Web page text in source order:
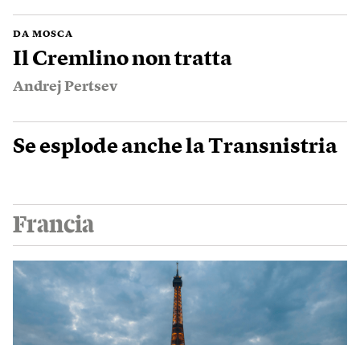
DA MOSCA
Il Cremlino non tratta
Andrej Pertsev
Se esplode anche la Transnistria
Francia